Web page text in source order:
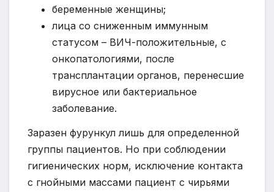
беременные женщины;
лица со сниженным иммунным
статусом – ВИЧ-положительные, с
онкопатологиями, после
трансплантации органов, перенесшие
вирусное или бактериальное
заболевание.
Заразен фурункул лишь для определенной
группы пациентов. Но при соблюдении
гигиенических норм, исключение контакта
с гнойными массами пациент с чирьями